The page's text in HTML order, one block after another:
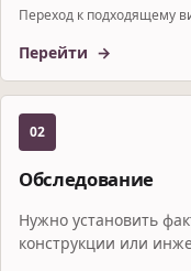
Переход к подходящему
Перейти
02
Обследование
Нужно установить
конструкции или